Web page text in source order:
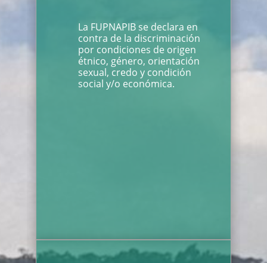
La FUPNAPIB se declara en
contra de la discriminación
por condiciones de origen
étnico, género, orientación
sexual, credo y condición
social y/o económica.